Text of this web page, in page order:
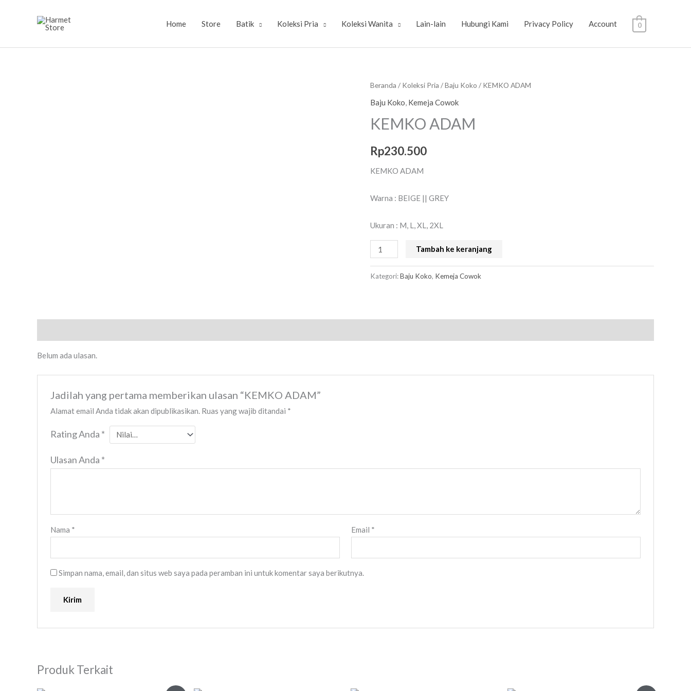
Home Store Batik Koleksi Pria Koleksi Wanita Lain-lain Hubungi Kami Privacy Policy Account 0
Beranda / Koleksi Pria /Baju Koko / KEMKO ADAM
Baju Koko, Kemeja Cowok
KEMKO ADAM
Rp230.500
KEMKO ADAM
Warna : BEIGE || GREY
Ukuran : M, L, XL, 2XL
Kuantitas
KEMKO
Tambah ke keranjang
Kategori:Baju Koko, Kemeja Cowok
Belum ada ulasan.
Jadilah yang pertama memberikan ulasan “KEMKO ADAM”
Alamat email Anda tidak akan dipublikasikan. Ruas yang wajib ditandai *
Rating Anda *
Ulasan Anda *
Nama * Email *
Simpan nama, email, dan situs web saya pada peramban ini untuk komentar saya berikutnya.
Produk Terkait